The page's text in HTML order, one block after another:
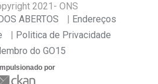
2021 - ONS
ABERTOS
Endereços
Politica de Privacidade
do GO15
Impulsionado por